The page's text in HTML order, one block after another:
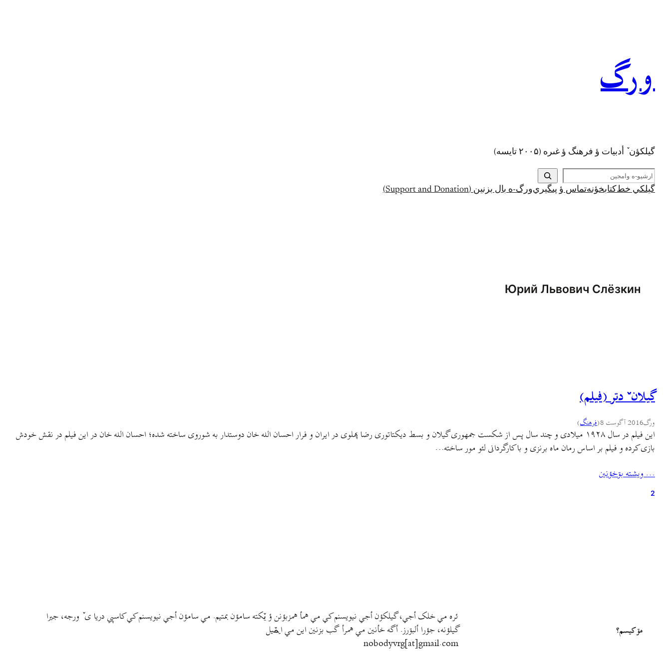
ورگ
گيلکؤن ٚ أدبیات ؤ فرهنگ ؤ غىره (۲۰۰۵ تايسه)
ج
س
تگيلکي خط کتابخؤنهتماس ؤ پىگيريورگ-ه بال بزنين (Support and Donation)
Юрий Львович Слёзкин
گیلانˇ دتر (فیلم)
ورگ2016 آگوست 8 (فرهنگ)
این فیلم در سال ۱۹۲۸ میلادی و چند سال پس از شکست جمهوری گیلان و بسط دیکتاتوری رضا پهلوی در ایران و فرار احسان الله خان دوستدار به شوروی ساخته شده؛ احسان الله خان در این فیلم در نقش خودش
بازی کرده و فیلم بر اساس رمان ماه برنزی و با کارگردانی لئو مور ساخته…
… ويشته بۊخؤنين
2
مۊ کيسم؟
ئره مي خلک أجي، گيلکؤن أجي نيويسنم کي مي همأ همزبؤنن ؤ يٚکته سامؤن بمتيم. مي سامؤن أجي نيويسنم کي کاسپي دريا ی ٚ ورجه، جيرا
گيلؤنه، جؤرا ألبۊرز. أگه خأنين مي همرأ گب بزنين اين مي ايمٚیل‌ ‌
nobodyvrg[at]gmail.com